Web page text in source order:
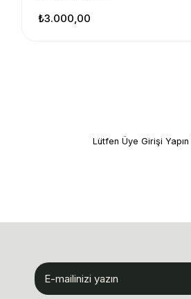
₺3.000,00
Lütfen Üye Girişi Yapın